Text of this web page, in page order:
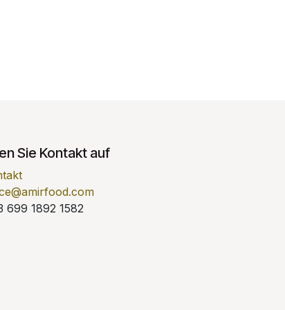
Sie Kontakt auf
699 1892 1582